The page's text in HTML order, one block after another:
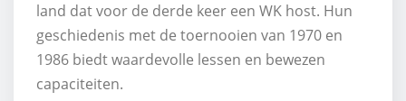
land dat voor de derde keer een WK host. Hun
geschiedenis met de toernooien van 1970 en
1986 biedt waardevolle lessen en bewezen
capaciteiten.